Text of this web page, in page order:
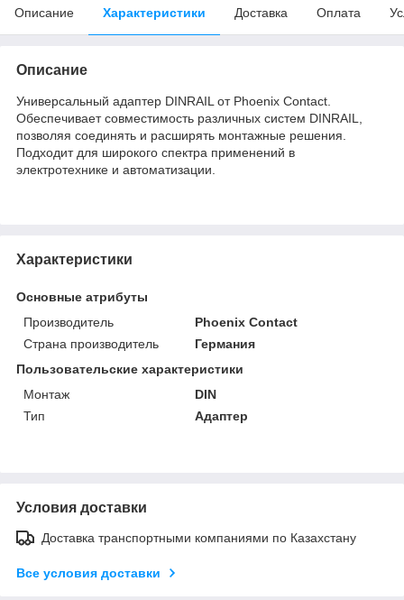
Описание Характеристики Доставка Оплата
Описание
Универсальный адаптер DINRAIL от Phoenix Contact.
Обеспечивает совместимость различных систем DINRAIL,
позволяя соединять и расширять монтажные решения.
Подходит для широкого спектра применений в
электротехнике и автоматизации.
Характеристики
Основные атрибуты
Производитель
Phoenix Contact
Страна производитель
Германия
Пользовательские характеристики
Монтаж
DIN
Тип
Адаптер
Условия доставки
Доставка транспортными компаниями по Казахстану
Все условия доставки